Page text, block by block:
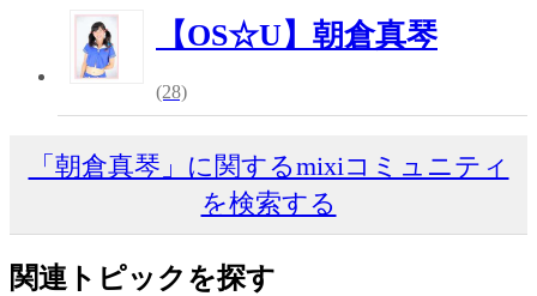
【OS☆U】朝倉真琴
(28)
「朝倉真琴」に関するmixiコミュニティ
を検索する
関連トピックを探す